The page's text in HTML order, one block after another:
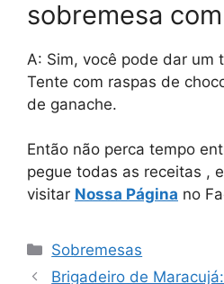
sobremesa
A: Sim, você pode dar um
Tente com raspas de
de ganache.
Então não perca tempo
pegue todas as receitas ,
visitar Nossa Página no
Categorias
Sobremesas
Brigadeiro de